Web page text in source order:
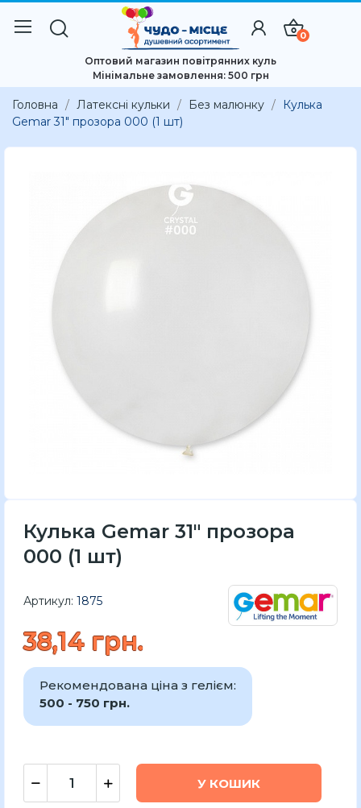
0
Оптовий магазин повітрянних куль
Мінімальне замовлення: 500 грн
Головна Латексні кульки Без малюнку
Кулька
Gemar 31" прозора 000 (1 шт)
Кулька Gemar 31" прозора
000 (1 шт)
Артикул: 1875
38,14 грн.
Рекомендована ціна з гелієм:
500 - 750 грн.
У КОШИК